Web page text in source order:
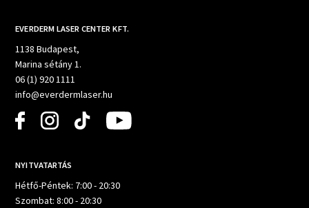
EVERDERM LASER CENTER KFT.
1138 Budapest,
Marina sétány 1.
06 (1) 920 1111
info@everdermlaser.hu
NYITVATARTÁS
Hétfő-Péntek: 7:00 - 20:30
Szombat: 8:00 - 20:30